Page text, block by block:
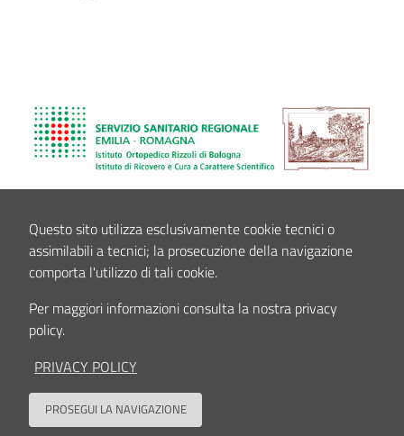
Questo sito utilizza esclusivamente cookie tecnici o
assimilabili a tecnici; la prosecuzione della navigazione
comporta l'utilizzo di tali cookie.
Per maggiori informazioni consulta la nostra privacy
policy.
PRIVACY POLICY
PROSEGUI LA NAVIGAZIONE